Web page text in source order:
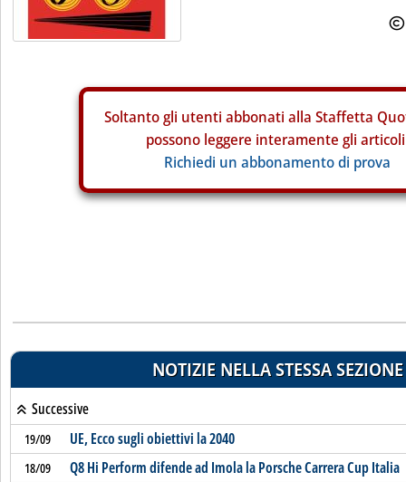
Soltanto gli utenti abbonati alla Staffetta
possono leggere interamente gli
Richiedi un abbonamento di prova
NOTIZIE NELLA STESSA SEZIONE
Successive
19/09 UE, Ecco sugli obiettivi la 2040
18/09 Q8 Hi Perform difende ad Imola la Porsche Carrera Cup Italia